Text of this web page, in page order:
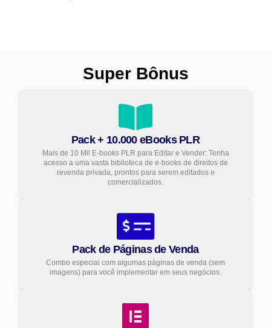
Super Bônus
Pack + 10.000 eBooks PLR
Mais de 10 Mil E-books PLR para Editar e Vender: Tenha
acesso a uma vasta biblioteca de e-books de direitos de
revenda privada, prontos para serem editados e
comercializados.
Pack de Páginas de Venda
Combo especial com algumas páginas de venda (sem
imagens) para você implementar em seus negócios.